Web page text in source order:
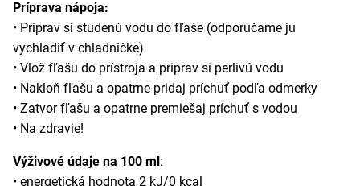
Príprava nápoja:
• Priprav si studenú vodu do fľaše (odporúčame ju
vychladiť v chladničke)
• Vlož fľašu do prístroja a priprav si perlivú vodu
• Nakloň fľašu a opatrne pridaj príchuť podľa odmerky
• Zatvor fľašu a opatrne premiešaj príchuť s vodou
• Na zdravie!
Výživové údaje na 100 ml:
• energetická hodnota 2 kJ/0 kcal